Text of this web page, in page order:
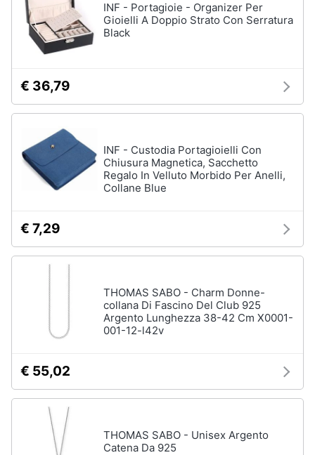
INF - Portagioie - Organizer Per
Gioielli A Doppio Strato Con Serratura
Black
€ 36,79
INF - Custodia Portagioielli Con
Chiusura Magnetica, Sacchetto
Regalo In Velluto Morbido Per Anelli,
Collane Blue
€ 7,29
THOMAS SABO - Charm Donne-
collana Di Fascino Del Club 925
Argento Lunghezza 38-42 Cm X0001-
001-12-l42v
€ 55,02
THOMAS SABO - Unisex Argento
Catena Da 925